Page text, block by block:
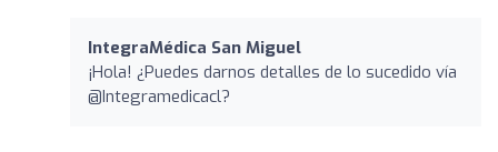
IntegraMédica San Miguel
¡Hola! ¿Puedes darnos detalles de lo sucedido vía
@Integramedicacl?